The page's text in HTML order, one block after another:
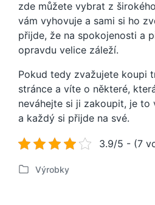
zde můžete vybrat z
vám vyhovuje a sami si ho
přijde, že na spokojenosti a
opravdu velice záleží.
Pokud tedy zvažujete koupi
stránce a víte o některé,
neváhejte si ji zakoupit, je to
a každý si přijde na své.
3.9/5 - (7
P
Výrobky